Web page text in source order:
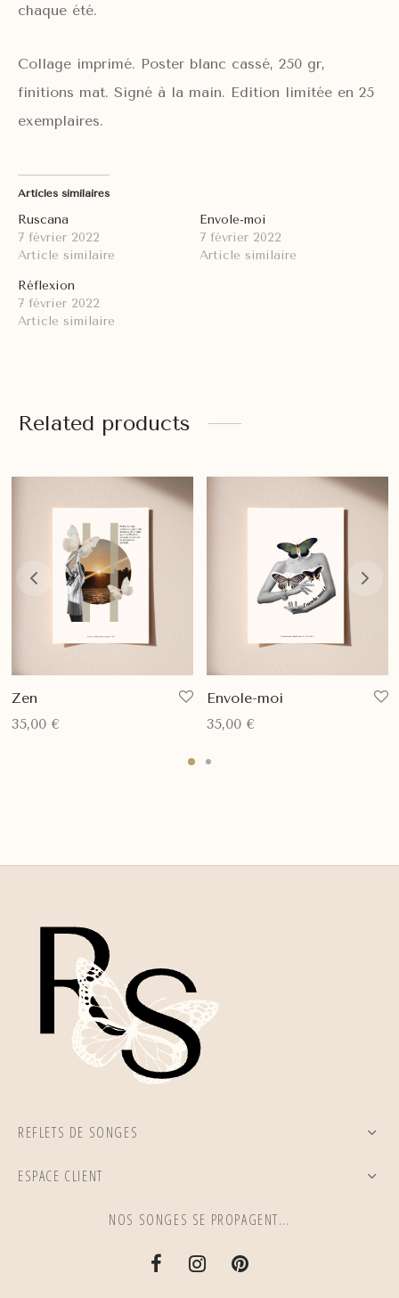
chaque été.
Collage imprimé. Poster blanc cassé, 250 gr,
finitions mat. Signé à la main. Edition limitée en 25
exemplaires.
Articles similaires
Ruscana
7 février 2022
Article similaire
Envole-moi
7 février 2022
Article similaire
Réflexion
7 février 2022
Article similaire
Related products
Zen
35,00 €
Envole-moi
35,00 €
REFLETS DE SONGES
ESPACE CLIENT
NOS SONGES SE PROPAGENT…